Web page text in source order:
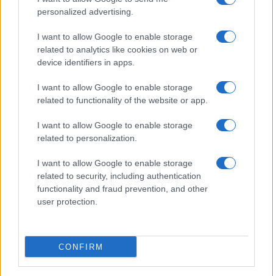
personalized advertising.
I want to allow Google to enable storage
related to analytics like cookies on web or
device identifiers in apps.
I want to allow Google to enable storage
related to functionality of the website or app.
I want to allow Google to enable storage
related to personalization.
I want to allow Google to enable storage
related to security, including authentication
functionality and fraud prevention, and other
user protection.
CONFIRM
bocca della sesta sezione penale, dovrà decidere
sulla posizione…
Leggi l’articolo →
ULTIME NOTIZIE ROMA
ROMA E MAFIA Raggi: “Si era